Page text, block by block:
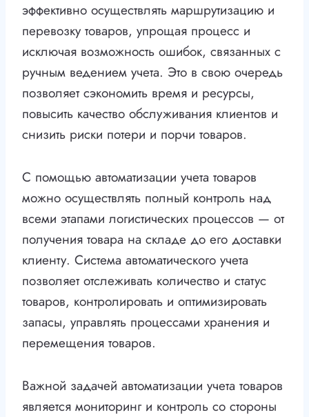
эффективно осуществлять маршрутизацию и
перевозку товаров, упрощая процесс и
исключая возможность ошибок, связанных с
ручным ведением учета. Это в свою очередь
позволяет сэкономить время и ресурсы,
повысить качество обслуживания клиентов и
снизить риски потери и порчи товаров.
С помощью автоматизации учета товаров
можно осуществлять полный контроль над
всеми этапами логистических процессов — от
получения товара на складе до его доставки
клиенту. Система автоматического учета
позволяет отслеживать количество и статус
товаров, контролировать и оптимизировать
запасы, управлять процессами хранения и
перемещения товаров.
Важной задачей автоматизации учета товаров
является мониторинг и контроль со стороны